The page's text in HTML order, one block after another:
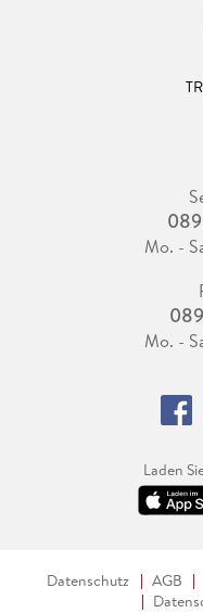
Mo. -
Mo. -
Laden
Datenschutz AGB